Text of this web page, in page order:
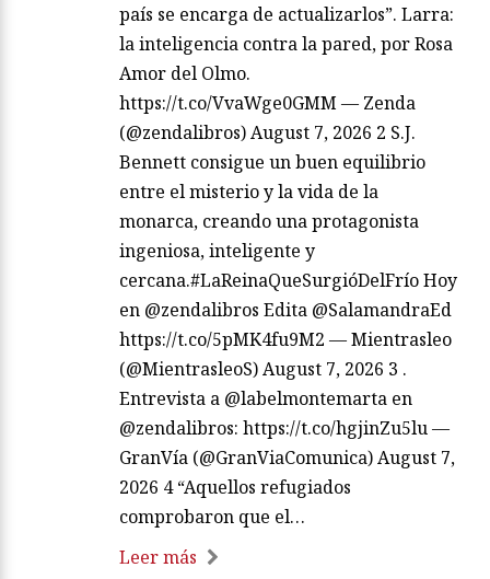
país se encarga de actualizarlos”. Larra:
la inteligencia contra la pared, por Rosa
Amor del Olmo.
https://t.co/VvaWge0GMM — Zenda
(@zendalibros) August 7, 2026 2 S.J.
Bennett consigue un buen equilibrio
entre el misterio y la vida de la
monarca, creando una protagonista
ingeniosa, inteligente y
cercana.#LaReinaQueSurgióDelFrío Hoy
en @zendalibros Edita @SalamandraEd
https://t.co/5pMK4fu9M2 — Mientrasleo
(@MientrasleoS) August 7, 2026 3 .
Entrevista a @labelmontemarta en
@zendalibros: https://t.co/hgjinZu5lu —
GranVía (@GranViaComunica) August 7,
2026 4 “Aquellos refugiados
comprobaron que el…
Leer más